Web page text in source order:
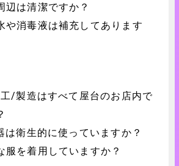
辺は清潔ですか？
や消毒液は補充してあります
/製造はすべて屋台のお店内で
は衛生的に使っていますか？
服を着用していますか？